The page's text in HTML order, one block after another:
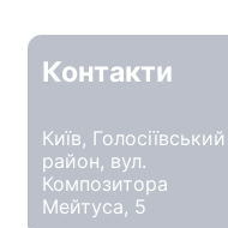
Контакти
Київ, Голосіївський
район, вул.
Композитора
Мейтуса, 5